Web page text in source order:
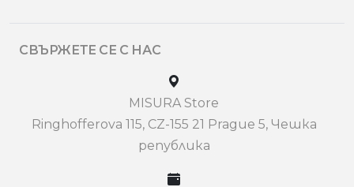
СВЪРЖЕТЕ СЕ С НАС
MISURA Store
Ringhofferova 115, CZ-155 21 Prague 5, Чешка
република